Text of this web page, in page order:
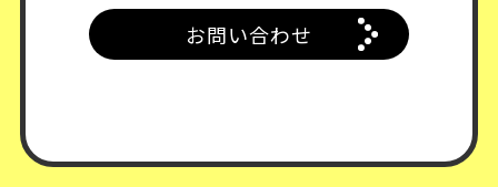
お問い合わせ